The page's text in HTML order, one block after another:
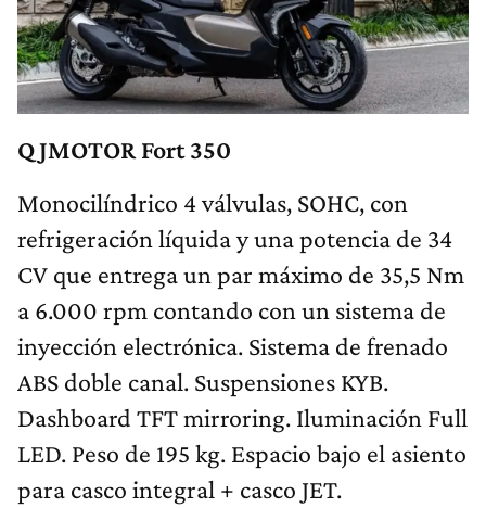
QJMOTOR Fort 350
Monocilíndrico 4 válvulas, SOHC, con
refrigeración líquida y una potencia de 34
CV que entrega un par máximo de 35,5 Nm
a 6.000 rpm contando con un sistema de
inyección electrónica. Sistema de frenado
ABS doble canal. Suspensiones KYB.
Dashboard TFT mirroring. Iluminación Full
LED. Peso de 195 kg. Espacio bajo el asiento
para casco integral + casco JET.